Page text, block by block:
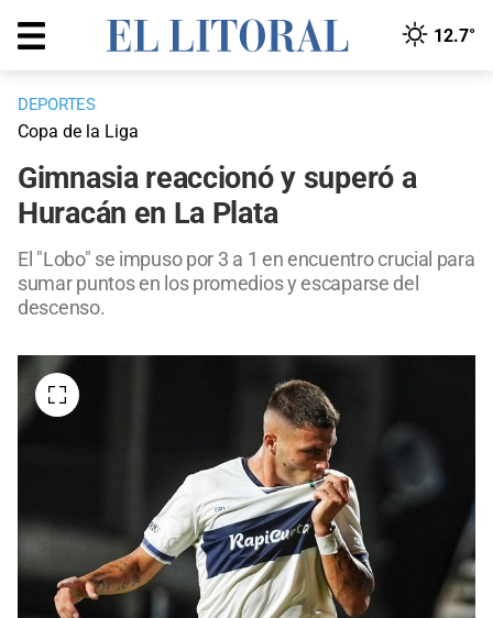
12.7°
DEPORTES
Copa de la Liga
Gimnasia reaccionó y superó a
Huracán en La Plata
El "Lobo" se impuso por 3 a 1 en encuentro crucial para
sumar puntos en los promedios y escaparse del
descenso.